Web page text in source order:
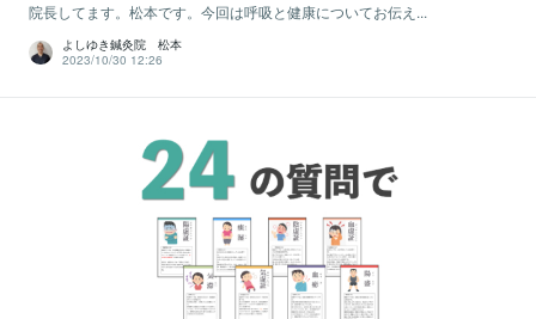
院長してます。松本です。今回は呼吸と健康についてお伝え...
よしゆき鍼灸院 松本
2023/10/30 12:26